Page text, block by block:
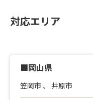
対応エリア
■岡山県
笠岡市 、 井原市